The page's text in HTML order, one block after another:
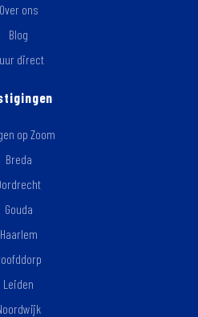
Over ons
Blog
direct
op Zoom
Breda
Gouda
Haarlem
Leiden